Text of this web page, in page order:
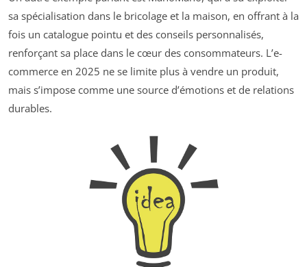
sa spécialisation dans le bricolage et la maison, en offrant à la
fois un catalogue pointu et des conseils personnalisés,
renforçant sa place dans le cœur des consommateurs. L’e-
commerce en 2025 ne se limite plus à vendre un produit,
mais s’impose comme une source d’émotions et de relations
durables.